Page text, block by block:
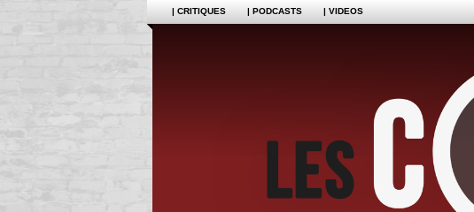
| CRITIQUES | PODCASTS | VIDEOS